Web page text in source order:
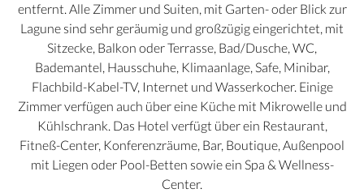
entfernt. Alle Zimmer und Suiten, mit Garten- oder Blick zur
Lagune sind sehr geräumig und großzügig eingerichtet, mit
Sitzecke, Balkon oder Terrasse, Bad/Dusche, WC,
Bademantel, Hausschuhe, Klimaanlage, Safe, Minibar,
Flachbild-Kabel-TV, Internet und Wasserkocher. Einige
Zimmer verfügen auch über eine Küche mit Mikrowelle und
Kühlschrank. Das Hotel verfügt über ein Restaurant,
Fitneß-Center, Konferenzräume, Bar, Boutique, Außenpool
mit Liegen oder Pool-Betten sowie ein Spa & Wellness-
Center.